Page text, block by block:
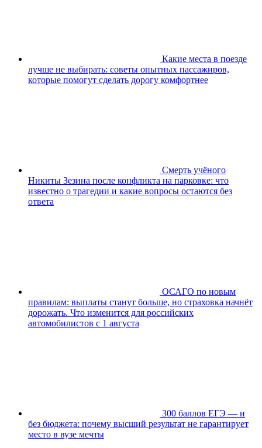
Какие места в поезде
лучше не выбирать: советы опытных пассажиров,
которые помогут сделать дорогу комфортнее
Смерть учёного
Никиты Зезина после конфликта на парковке: что
известно о трагедии и какие вопросы остаются без
ответа
ОСАГО по новым
правилам: выплаты станут больше, но страховка начнёт
дорожать. Что изменится для российских
автомобилистов с 1 августа
300 баллов ЕГЭ — и
без бюджета: почему высший результат не гарантирует
место в вузе мечты